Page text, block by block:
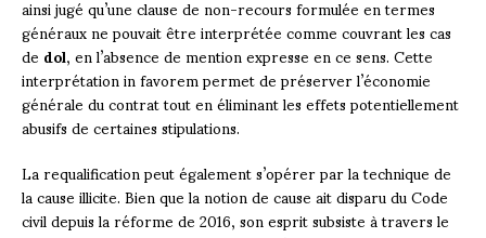
généraux ne pouvait être interprétée comme couvrant les cas
dedol, en l’absence de mention expresse en ce sens. Cette
interprétation in favorem permet de préserver l’économie
générale du contrat tout en éliminant les effets potentiellement
abusifs de certaines stipulations.
La requalification peut également s’opérer par la technique de
la cause illicite. Bien que la notion de cause ait disparu du Code
civil depuis la réforme de 2016, son esprit subsiste à travers le